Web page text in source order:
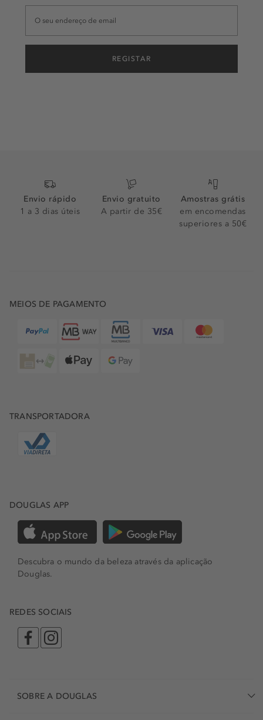
REGISTAR
Envio rápido
1 a 3 dias úteis
Envio gratuito
A partir de 35€
Amostras grátis
em encomendas
superiores a 50€
MEIOS DE PAGAMENTO
TRANSPORTADORA
DOUGLAS APP
Descubra o mundo da beleza através da aplicação
Douglas.
REDES SOCIAIS
SOBRE A DOUGLAS